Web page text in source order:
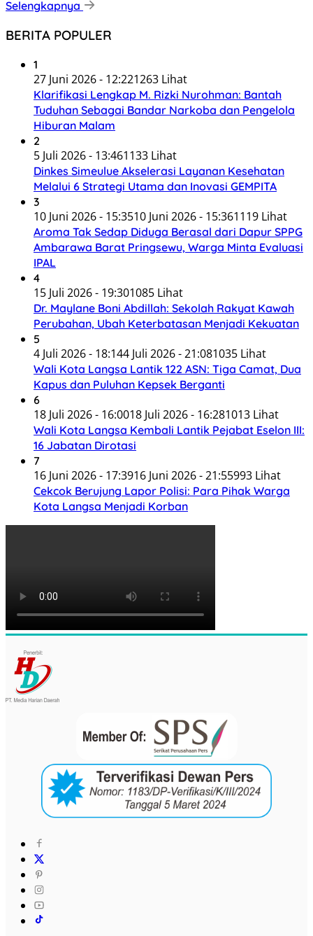
Selengkapnya
BERITA POPULER
1
27 Juni 2026 - 12:221263 Lihat
Klarifikasi Lengkap M. Rizki Nurohman: Bantah
Tuduhan Sebagai Bandar Narkoba dan Pengelola
Hiburan Malam
2
5 Juli 2026 - 13:461133 Lihat
Dinkes Simeulue Akselerasi Layanan Kesehatan
Melalui 6 Strategi Utama dan Inovasi GEMPITA
3
10 Juni 2026 - 15:3510 Juni 2026 - 15:361119 Lihat
Aroma Tak Sedap Diduga Berasal dari Dapur SPPG
Ambarawa Barat Pringsewu, Warga Minta Evaluasi
IPAL
4
15 Juli 2026 - 19:301085 Lihat
Dr. Maylane Boni Abdillah: Sekolah Rakyat Kawah
Perubahan, Ubah Keterbatasan Menjadi Kekuatan
5
4 Juli 2026 - 18:144 Juli 2026 - 21:081035 Lihat
Wali Kota Langsa Lantik 122 ASN: Tiga Camat, Dua
Kapus dan Puluhan Kepsek Berganti
6
18 Juli 2026 - 16:0018 Juli 2026 - 16:281013 Lihat
Wali Kota Langsa Kembali Lantik Pejabat Eselon III:
16 Jabatan Dirotasi
7
16 Juni 2026 - 17:3916 Juni 2026 - 21:55993 Lihat
Cekcok Berujung Lapor Polisi: Para Pihak Warga
Kota Langsa Menjadi Korban